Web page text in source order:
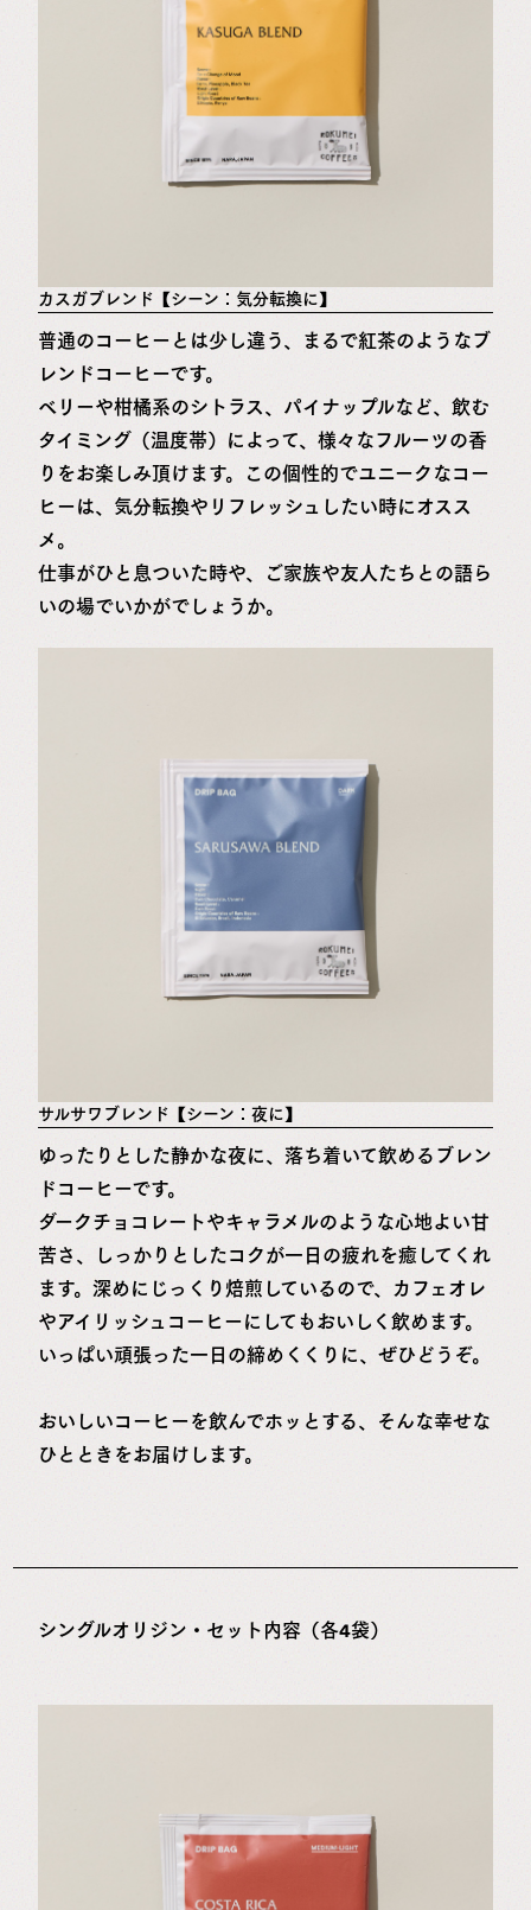
カスガブレンド【シーン：気分転換に】
普通のコーヒーとは少し違う、まるで紅茶のようなブ
レンドコーヒーです。
ベリーや柑橘系のシトラス、パイナップルなど、飲む
タイミング（温度帯）によって、様々なフルーツの香
りをお楽しみ頂けます。この個性的でユニークなコー
ヒーは、気分転換やリフレッシュしたい時にオスス
メ。
仕事がひと息ついた時や、ご家族や友人たちとの語ら
いの場でいかがでしょうか。
サルサワブレンド【シーン：夜に】
ゆったりとした静かな夜に、落ち着いて飲めるブレン
ドコーヒーです。
ダークチョコレートやキャラメルのような心地よい甘
苦さ、しっかりとしたコクが一日の疲れを癒してくれ
ます。深めにじっくり焙煎しているので、カフェオレ
やアイリッシュコーヒーにしてもおいしく飲めます。
いっぱい頑張った一日の締めくくりに、ぜひどうぞ。
おいしいコーヒーを飲んでホッとする、そんな幸せな
ひとときをお届けします。
シングルオリジン・セット内容（各4袋）